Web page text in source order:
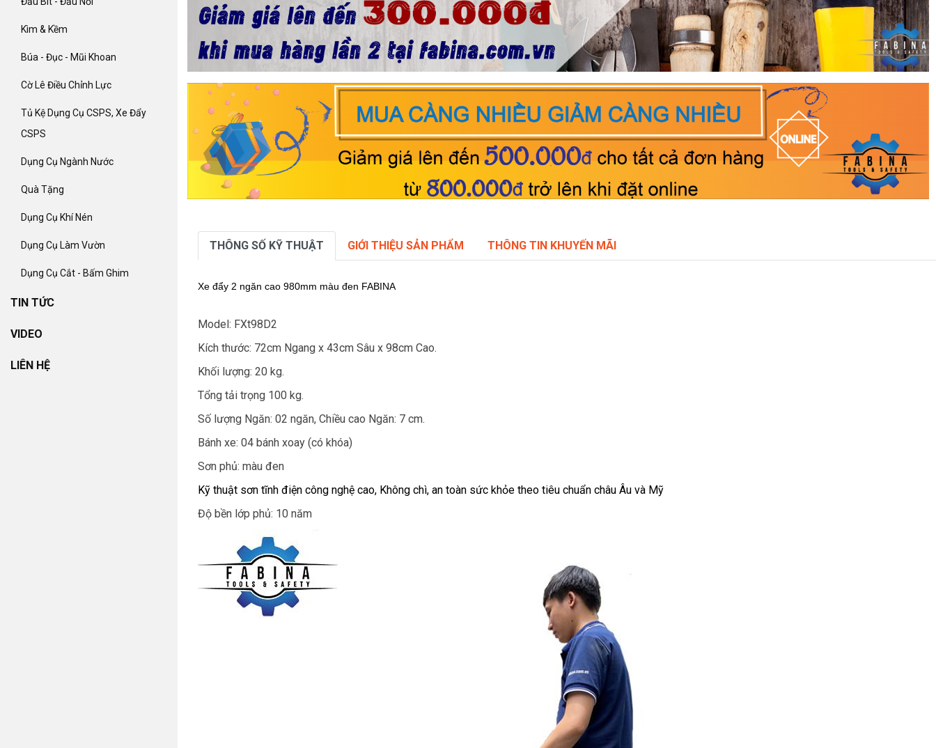
Kìm & Kềm
Búa - Đục - Mũi Khoan
Cờ Lê Điều Chỉnh Lực
Tủ Kệ Dụng Cụ CSPS, Xe Đẩy
CSPS
Dụng Cụ Ngành Nước
Quà Tặng
Dụng Cụ Khí Nén
Dụng Cụ Làm Vườn
Dụng Cụ Cắt - Bấm Ghim
TIN TỨC
VIDEO
LIÊN HỆ
THÔNG SỐ KỸ THUẬT GIỚI THIỆU SẢN PHẨM THÔNG TIN KHUYẾN MÃI
Xe đẩy 2 ngăn cao 980mm màu đen FABINA
Model: FXt98D2
Kích thước: 72cm Ngang x 43cm Sâu x 98cm Cao.
Khối lượng: 20 kg.
Tổng tải trọng 100 kg.
Số lượng Ngăn: 02 ngăn, Chiều cao Ngăn: 7 cm.
Bánh xe: 04 bánh xoay (có khóa)
Sơn phủ: màu đen
Kỹ thuật sơn tĩnh điện công nghệ cao, Không chì, an toàn sức khỏe theo tiêu chuẩn châu Âu và Mỹ
Độ bền lớp phủ: 10 năm